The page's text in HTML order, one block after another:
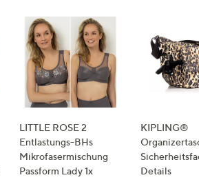
LITTLE ROSE 2
Entlastungs-BHs
Mikrofasermischung
Passform Lady 1x
KIPLING®
Details